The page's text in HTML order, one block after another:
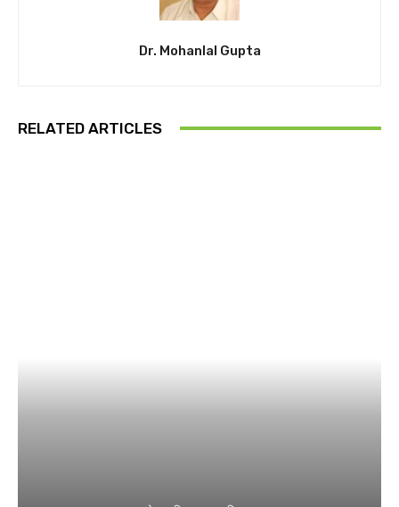
Dr. Mohanlal Gupta
RELATED ARTICLES